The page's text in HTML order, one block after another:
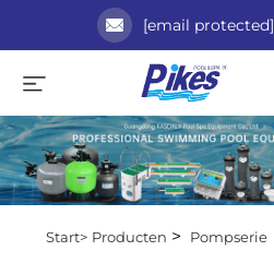
[email protected]
Start> Producten > Pompserie